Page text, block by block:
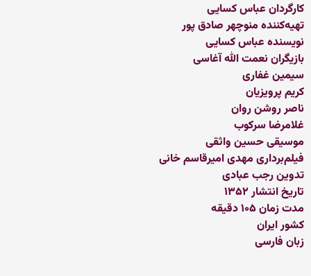
کارگردان عباس کسایی
تهیه‌کننده منوچهر صادق پور
نویسنده عباس کسایی
بازیگران نعمت الله آغاسی
سیمین غفاری
کریم پرویزیان
ناصر روشن روان
غلامرضا سرکوب
موسیقی حسین واثقی
فیلم‌برداری مهدی امیرقاسم خانی
تدوین رجب عبادی
تاریخ انتشار ۱۳۵۲
مدت زمان ۱۰۵ دقیقه
کشور ایران
زبان فارسی